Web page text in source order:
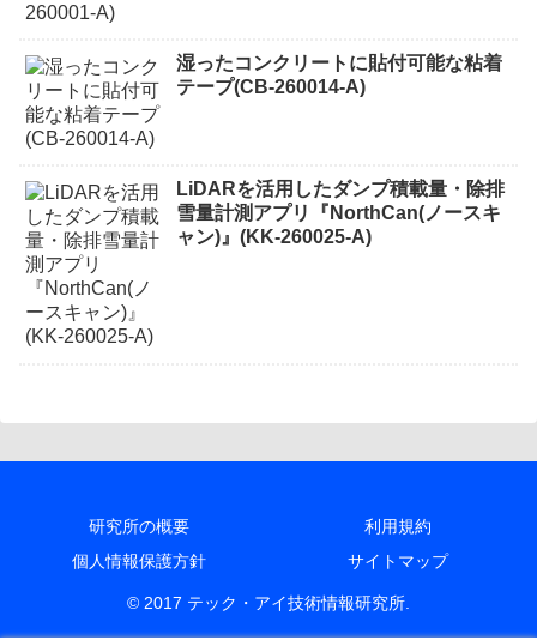
湿ったコンクリートに貼付可能な粘着
テープ(CB-260014-A)
LiDARを活用したダンプ積載量・除排
雪量計測アプリ『NorthCan(ノースキ
ャン)』(KK-260025-A)
研究所の概要
利用規約
個人情報保護方針
サイトマップ
© 2017 テック・アイ技術情報研究所.